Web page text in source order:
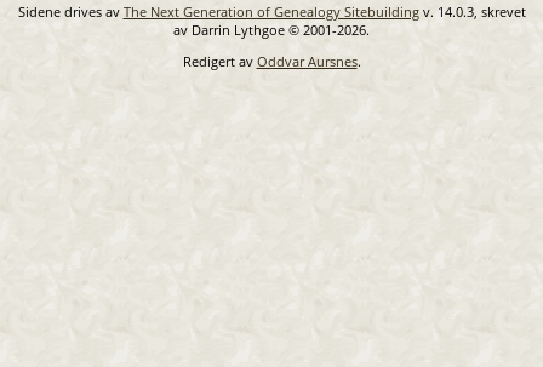
Sidene drives av The Next Generation of Genealogy Sitebuildingv. 14.0.3, skrevet
av Darrin Lythgoe © 2001-2026.
Redigert av Oddvar Aursnes.